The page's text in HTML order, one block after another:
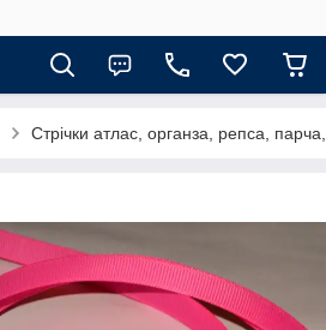
Стрічки атлас, органза, репса,